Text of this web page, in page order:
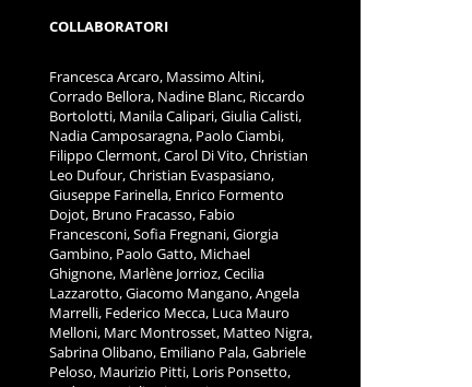
COLLABORATORI
Francesca Arcaro, Massimo Altini,
Corrado Bellora, Nadine Blanc, Riccardo
Bortolotti, Manila Calipari, Giulia Calisti,
Nadia Camposaragna, Paolo Ciambi,
Filippo Clermont, Carol Di Vito, Christian
Leo Dufour, Christian Evaspasiano,
Giuseppe Farinella, Enrico Formento
Dojot, Bruno Fracasso, Fabio
Francesconi, Sofia Fregnani, Giorgia
Gambino, Paolo Gatto, Michael
Ghignone, Marlène Jorrioz, Cecilia
Lazzarotto, Giacomo Mangano, Angela
Marrelli, Federico Mecca, Luca Mauro
Melloni, Marc Montrosset, Matteo Nigra,
Sabrina Olibano, Emiliano Pala, Gabriele
Peloso, Maurizio Pitti, Loris Ponsetto,